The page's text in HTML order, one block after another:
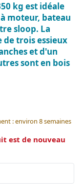
kg est idéale
moteur, bateau
sloop. La
de trois essieux
et d'un
sont en bois
: environ 8 semaines
est de nouveau